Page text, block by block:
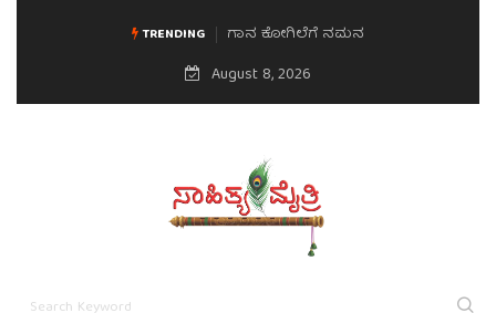
TRENDING ಗಾನ ಕೋಗಿಲೆಗೆ ನಮನ
August 8, 2026